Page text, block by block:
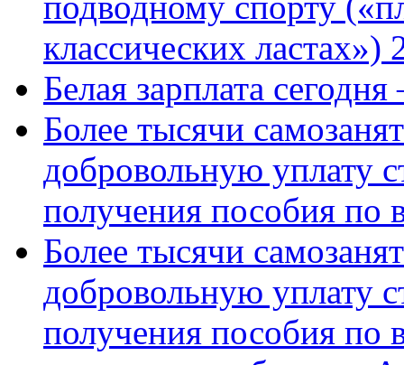
классических ластах»)
Белая зарплата
Более тысячи
добровольную уплату
получения пособия по
Более тысячи
добровольную уплату
получения пособия по